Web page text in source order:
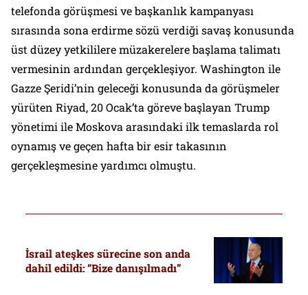
telefonda görüşmesi ve başkanlık kampanyası
sırasında sona erdirme sözü verdiği savaş konusunda
üst düzey yetkililere müzakerelere başlama talimatı
vermesinin ardından gerçekleşiyor. Washington ile
Gazze Şeridi’nin geleceği konusunda da görüşmeler
yürüten Riyad, 20 Ocak’ta göreve başlayan Trump
yönetimi ile Moskova arasındaki ilk temaslarda rol
oynamış ve geçen hafta bir esir takasının
gerçekleşmesine yardımcı olmuştu.
İsrail ateşkes sürecine son anda
dahil edildi: “Bize danışılmadı”